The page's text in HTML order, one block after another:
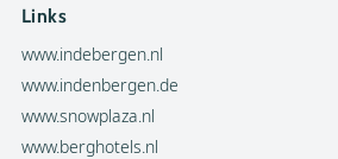
Links
www.indebergen.nl
www.indenbergen.de
www.snowplaza.nl
www.berghotels.nl